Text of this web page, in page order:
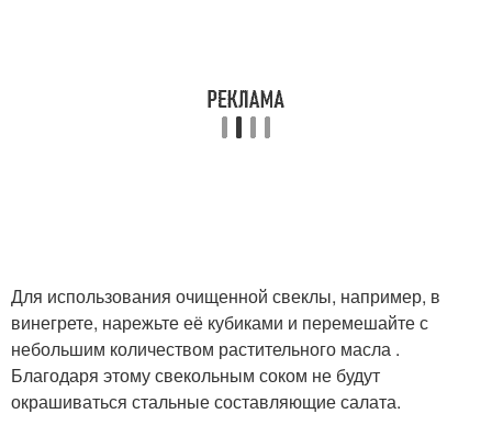
Для использования очищенной свеклы, например, в
винегрете, нарежьте её кубиками и перемешайте с
небольшим количеством растительного масла .
Благодаря этому свекольным соком не будут
окрашиваться стальные составляющие салата.